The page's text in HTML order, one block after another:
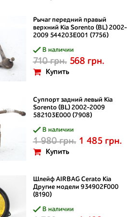
Рычаг передний правый
верхний Kia Sorento (BL) 2002–
2009 544203E001 (7756)
В наличии
710 грн. 568 грн.
Купить
Суппорт задний левый Kia
Sorento (BL) 2002–2009
582103E000 (7908)
В наличии
1 980 грн. 1 485 грн.
Купить
Шлейф AIRBAG Cerato Kia
Другие модели 934902F000
(8190)
В наличии